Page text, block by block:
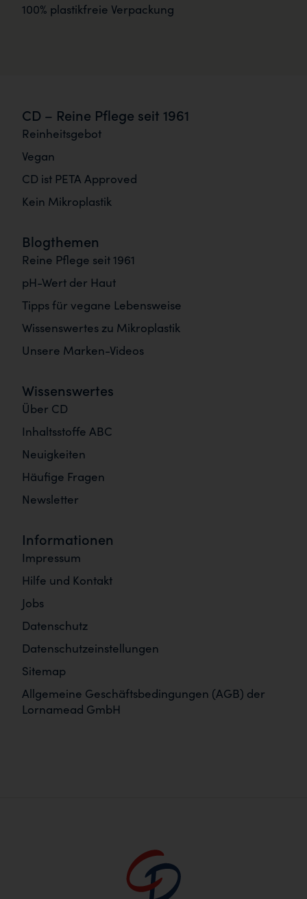
100% plastikfreie Verpackung
CD – Reine Pflege seit 1961
Reinheitsgebot
Vegan
CD ist PETA Approved
Kein Mikroplastik
Blogthemen
Reine Pflege seit 1961
pH-Wert der Haut
Tipps für vegane Lebensweise
Wissenswertes zu Mikroplastik
Unsere Marken-Videos
Wissenswertes
Über CD
Inhaltsstoffe ABC
Neuigkeiten
Häufige Fragen
Newsletter
Informationen
Impressum
Hilfe und Kontakt
Jobs
Datenschutz
Datenschutzeinstellungen
Sitemap
Allgemeine Geschäftsbedingungen (AGB) der
Lornamead GmbH